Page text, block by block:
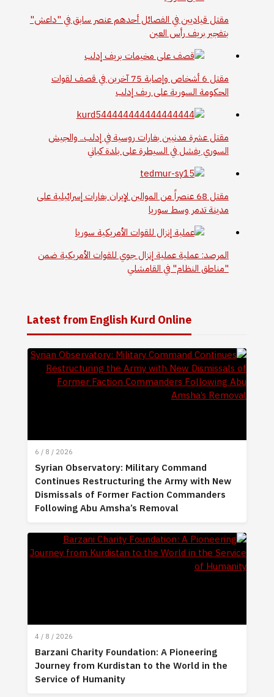
مقتل قياديين في الفصائل أحدهم عنصر سابق في "داعش"
بتفجير بريف رأس العين
مقتل 6 أشخاص وإصابة 75 آخرين في قصف لقوات
الحكومة السورية على ريف إدلب
مقتل عشرة مدنيين بغارات روسية في إدلب.. والجيش
السوري يفشل في السيطرة على بلدة كباني
مقتل 68 عنصراً من الموالين لإيران بغارات إسرائيلية على
مدينة تدمر وسط سوريا
المرصد: عملية عملية إنزال جوي للقوات الأمريكية ضمن
"مناطق النظام" في القامشلي
Latest from English Kurd Online
6 / 8 / 2026
Syrian Observatory: Military Command
Continues Restructuring the Army with New
Dismissals of Former Faction Commanders
Following Abu Amsha’s Removal
4 / 8 / 2026
Barzani Charity Foundation: A Pioneering
Journey from Kurdistan to the World in the
Service of Humanity